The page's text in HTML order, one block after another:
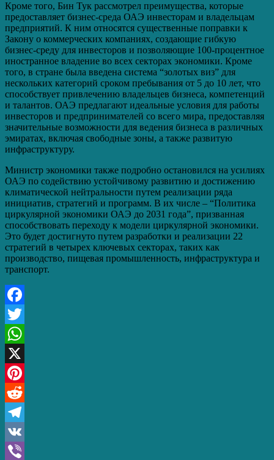
Кроме того, Бин Тук рассмотрел преимущества, которые
предоставляет бизнес-среда ОАЭ инвесторам и владельцам
предприятий. К ним относятся существенные поправки к
Закону о коммерческих компаниях, создающие гибкую
бизнес-среду для инвесторов и позволяющие 100-процентное
иностранное владение во всех секторах экономики. Кроме
того, в стране была введена система “золотых виз” для
нескольких категорий сроком пребывания от 5 до 10 лет, что
способствует привлечению владельцев бизнеса, компетенций
и талантов. ОАЭ предлагают идеальные условия для работы
инвесторов и предпринимателей со всего мира, предоставляя
значительные возможности для ведения бизнеса в различных
эмиратах, включая свободные зоны, а также развитую
инфраструктуру.
Министр экономики также подробно остановился на усилиях
ОАЭ по содействию устойчивому развитию и достижению
климатической нейтральности путем реализации ряда
инициатив, стратегий и программ. В их числе – “Политика
циркулярной экономики ОАЭ до 2031 года”, призванная
способствовать переходу к модели циркулярной экономики.
Это будет достигнуто путем разработки и реализации 22
стратегий в четырех ключевых секторах, таких как
производство, пищевая промышленность, инфраструктура и
транспорт.
Facebook
Twitter
WhatsApp
X
Pinterest
Reddit
Telegram
VK